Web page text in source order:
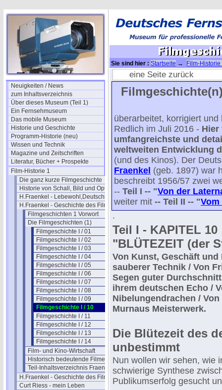
Neuigkeiten / News
zum Inhaltsverzeichnis
Über dieses Museum (Teil 1)
Ein Fernsehmuseum
Das mobile Museum
Historie und Geschichte
Programm-Historie (neu)
Wissen und Technik
Magazine und Zeitschriften
Literatur, Bücher + Prospekte
Film-Historie 1
Die ganz kurze Filmgeschichte
Historie von Schall, Bild und Optik
H.Fraenkel - Lebewohl,Deutschland
H.Fraenkel - Geschichte des Films 1
Filmgeschichten 1 Vorwort
Die Filmgeschichten (1)
Filmgeschichte I / 01
Filmgeschichte I / 02
Filmgeschichte I / 03
Filmgeschichte I / 04
Filmgeschichte I / 05
Filmgeschichte I / 06
Filmgeschichte I / 07
Filmgeschichte I / 08
Filmgeschichte I / 09
Filmgeschichte I / 10
Filmgeschichte I / 11
Filmgeschichte I / 12
Filmgeschichte I / 13
Filmgeschichte I / 14
Film- und Kino-Wirtschaft
Historisch bedeutende Filme
Teil-Inhaltsverzeichnis Fraenkel 1
H.Fraenkel - Geschichte des Films 2
Curt Riess - mein Leben
Sie sind hier : Startseite →
Film-Historie
(1)→ Filmgeschichte I / 10
eine Seite zurück
überarbeitet, korrigiert
Redlich im Juli 2016 - Hier
umfangreichste und
weltweiten Entwicklung
(und des Kinos). Der
Fraenkel (geb. 1897) war
beschreibt 1956/57 zwei
-- Teil I -- "Von der
weiter mit -- Teil II -- "
.
Teil I - KAPITEL 10
"BLÜTEZEIT (der
Von Kunst, Geschäft
sauberer Technik / Von
Segen guter
ihrem deutschen Echo /
Nibelungendrachen /
Murnaus Meisterwerk.
Die Blütezeit des
unbestimmt
Nun wollen wir sehen, wie
schwierige Synthese
Publikumserfolg gesucht